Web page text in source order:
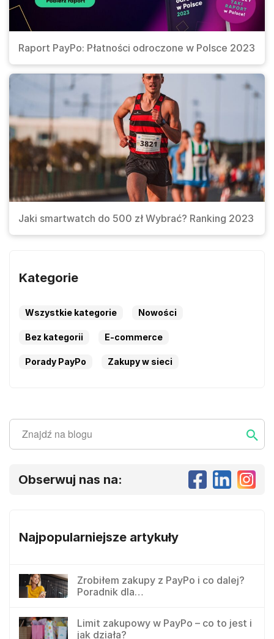
Raport PayPo: Płatności odroczone w Polsce 2023
Jaki smartwatch do 500 zł Wybrać? Ranking 2023
Kategorie
Wszystkie kategorie Nowości
Bez kategorii E-commerce
Porady PayPo Zakupy w sieci
Szukaj ...
Szukaj
Obserwuj nas na:
Najpopularniejsze artykuły
Zrobiłem zakupy z PayPo i co dalej?
Poradnik dla…
Limit zakupowy w PayPo – co to jest i
jak działa?